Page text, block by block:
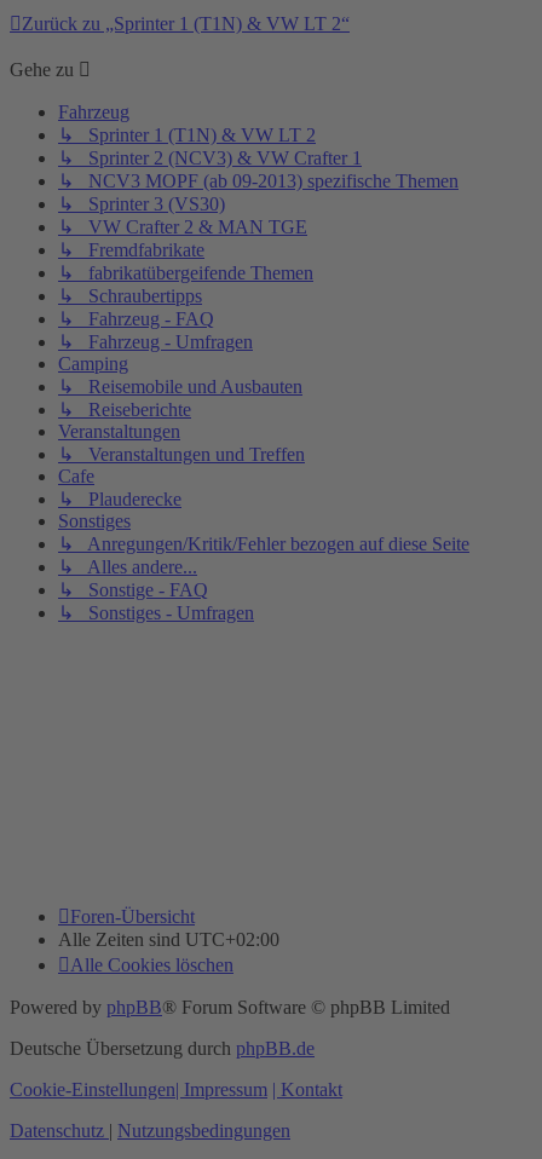
Zurück zu „Sprinter 1 (T1N) & VW LT 2“
Gehe zu
Fahrzeug
↳ Sprinter 1 (T1N) & VW LT 2
↳ Sprinter 2 (NCV3) & VW Crafter 1
↳ NCV3 MOPF (ab 09-2013) spezifische Themen
↳ Sprinter 3 (VS30)
↳ VW Crafter 2 & MAN TGE
↳ Fremdfabrikate
↳ fabrikatübergeifende Themen
↳ Schraubertipps
↳ Fahrzeug - FAQ
↳ Fahrzeug - Umfragen
Camping
↳ Reisemobile und Ausbauten
↳ Reiseberichte
Veranstaltungen
↳ Veranstaltungen und Treffen
Cafe
↳ Plauderecke
Sonstiges
↳ Anregungen/Kritik/Fehler bezogen auf diese Seite
↳ Alles andere...
↳ Sonstige - FAQ
↳ Sonstiges - Umfragen
Foren-Übersicht
Alle Zeiten sind UTC+02:00
Alle Cookies löschen
Powered by phpBB® Forum Software © phpBB Limited
Deutsche Übersetzung durch phpBB.de
Cookie-Einstellungen| Impressum | Kontakt
Datenschutz | Nutzungsbedingungen